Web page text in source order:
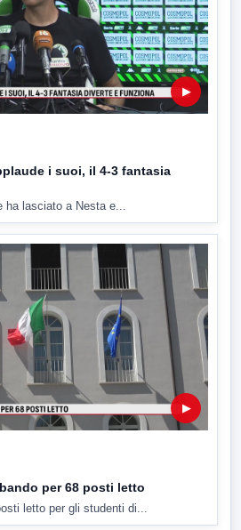
▶
i suoi, il 4-3 fantasia
lasciato a Nesta e...
▶
per 68 posti letto
letto per gli studenti di...